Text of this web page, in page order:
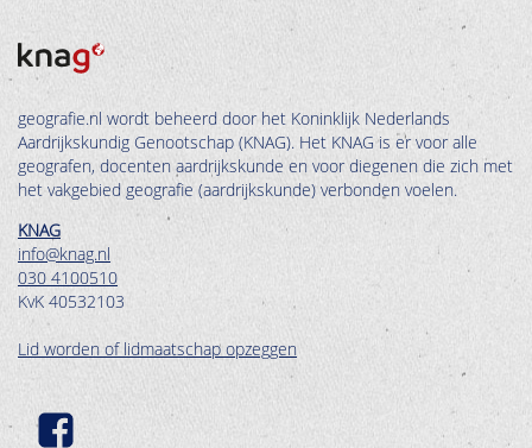
geografie.nl wordt beheerd door het Koninklijk Nederlands
Aardrijkskundig Genootschap (KNAG). Het KNAG is er voor alle
geografen, docenten aardrijkskunde en voor diegenen die zich met
het vakgebied geografie (aardrijkskunde) verbonden voelen.
KNAG
info@knag.nl
030 4100510
KvK 40532103
Lid worden of lidmaatschap opzeggen